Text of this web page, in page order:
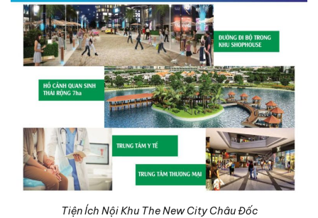
Tiện Ích Nội Khu The New City Châu Đốc